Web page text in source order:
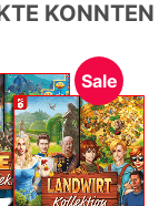
Sale